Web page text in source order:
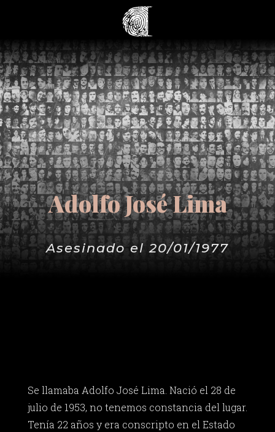
Adolfo José Lima
Asesinado el 20/01/1977
Se llamaba Adolfo José Lima. Nació el 28 de
julio de 1953, no tenemos constancia del lugar.
Tenía 22 años y era conscripto en el Estado